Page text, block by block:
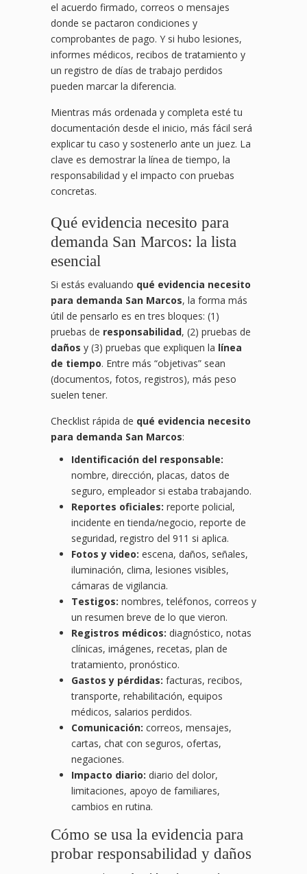
el acuerdo firmado, correos o mensajes
donde se pactaron condiciones y
comprobantes de pago. Y si hubo lesiones,
informes médicos, recibos de tratamiento y
un registro de días de trabajo perdidos
pueden marcar la diferencia.
Mientras más ordenada y completa esté tu
documentación desde el inicio, más fácil será
explicar tu caso y sostenerlo ante un juez. La
clave es demostrar la línea de tiempo, la
responsabilidad y el impacto con pruebas
concretas.
Qué evidencia necesito para
demanda San Marcos: la lista
esencial
Si estás evaluando qué evidencia necesito
para demanda San Marcos, la forma más
útil de pensarlo es en tres bloques: (1)
pruebas de responsabilidad, (2) pruebas de
daños y (3) pruebas que expliquen la línea
de tiempo. Entre más “objetivas” sean
(documentos, fotos, registros), más peso
suelen tener.
Checklist rápida de qué evidencia necesito
para demanda San Marcos:
Identificación del responsable:
nombre, dirección, placas, datos de
seguro, empleador si estaba trabajando.
Reportes oficiales: reporte policial,
incidente en tienda/negocio, reporte de
seguridad, registro del 911 si aplica.
Fotos y video: escena, daños, señales,
iluminación, clima, lesiones visibles,
cámaras de vigilancia.
Testigos: nombres, teléfonos, correos y
un resumen breve de lo que vieron.
Registros médicos: diagnóstico, notas
clínicas, imágenes, recetas, plan de
tratamiento, pronóstico.
Gastos y pérdidas: facturas, recibos,
transporte, rehabilitación, equipos
médicos, salarios perdidos.
Comunicación: correos, mensajes,
cartas, chat con seguros, ofertas,
negaciones.
Impacto diario: diario del dolor,
limitaciones, apoyo de familiares,
cambios en rutina.
Cómo se usa la evidencia para
probar responsabilidad y daños